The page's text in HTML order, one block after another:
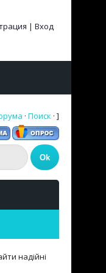
| Вход
· Поиск · ]
надійні